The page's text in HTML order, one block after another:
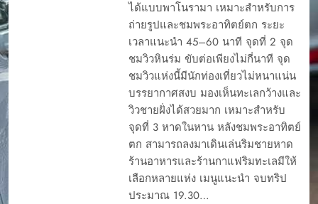
ได้แบบพาโนรามา เหมาะสำหรับการ
ถ่ายรูปและชมพระอาทิตย์ตก ระยะ
เวลาแนะนำ 45–60 นาที จุดที่ 2 จุด
ชมวิวหินร่ม ขับต่อเพียงไม่กี่นาที จุด
ชมวิวแห่งนี้มีนักท่องเที่ยวไม่หนาแน่น
บรรยากาศสงบ มองเห็นทะเลกว้างและ
วิวชายฝั่งได้สวยมาก เหมาะสำหรับ
จุดที่ 3 หาดในหาน หลังชมพระอาทิตย์
ตก สามารถลงมาเดินเล่นริมชายหาด
ร้านอาหารและร้านกาแฟริมทะเลมีให้
เลือกหลายแห่ง เมนูแนะนำ จบทริป
ประมาณ 19.30…